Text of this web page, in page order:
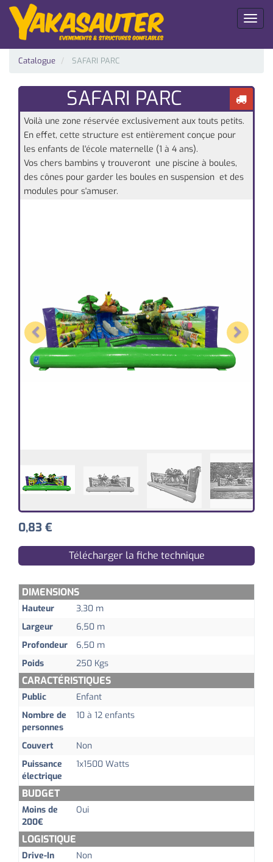
Toggle
Catalogue SAFARI PARC
SAFARI PARC
Voilà une zone réservée exclusivement aux touts petits.
En effet, cette structure est entièrement conçue pour
les enfants de l'école maternelle (1 à 4 ans).
Vos chers bambins y trouveront une piscine à boules,
des cônes pour garder les boules en suspension et des
modules pour s'amuser.
Previous Next
0,83 €
Télécharger la fiche technique
DIMENSIONS
Hauteur
3,30 m
Largeur
6,50 m
Profondeur
6,50 m
Poids
250 Kgs
CARACTÉRISTIQUES
Public
Enfant
Nombre de
personnes
10 à 12 enfants
Couvert
Non
Puissance
électrique
1x1500 Watts
BUDGET
Moins de
200€
Oui
LOGISTIQUE
Drive-In
Non